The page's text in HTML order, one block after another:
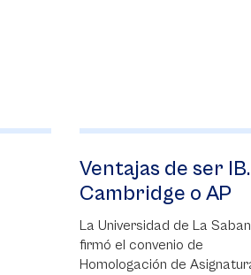
Ventajas de ser IB.
Cambridge o AP
La Universidad de La Sabana
firmó el convenio de
Homologación de Asignaturas y